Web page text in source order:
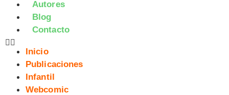
Autores
Blog
Contacto
Inicio
Publicaciones
Infantil
Webcomic